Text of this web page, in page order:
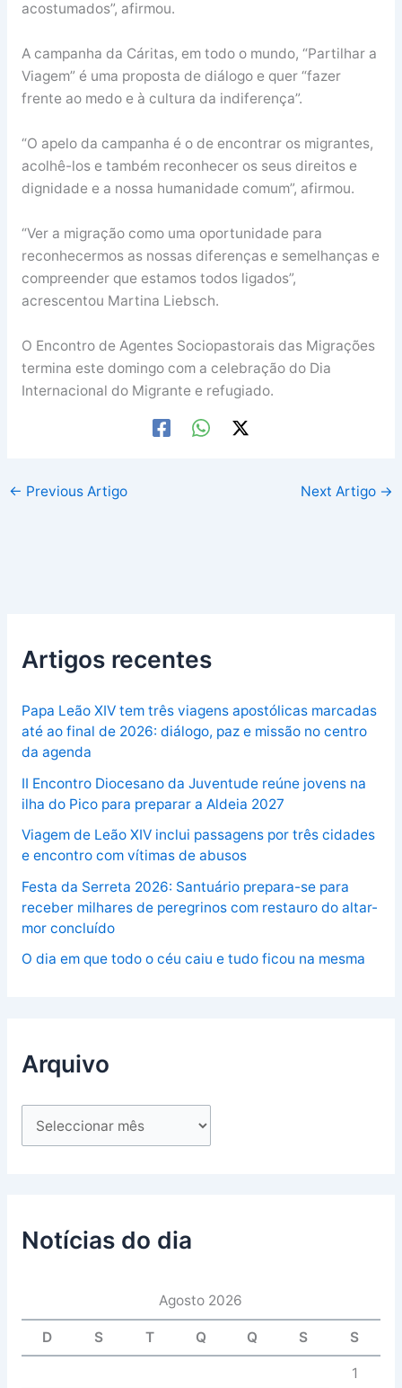
acostumados”, afirmou.
A campanha da Cáritas, em todo o mundo, “Partilhar a
Viagem” é uma proposta de diálogo e quer “fazer
frente ao medo e à cultura da indiferença”.
“O apelo da campanha é o de encontrar os migrantes,
acolhê-los e também reconhecer os seus direitos e
dignidade e a nossa humanidade comum”, afirmou.
“Ver a migração como uma oportunidade para
reconhecermos as nossas diferenças e semelhanças e
compreender que estamos todos ligados”,
acrescentou Martina Liebsch.
O Encontro de Agentes Sociopastorais das Migrações
termina este domingo com a celebração do Dia
Internacional do Migrante e refugiado.
← Previous Artigo Next Artigo →
Artigos recentes
Papa Leão XIV tem três viagens apostólicas marcadas
até ao final de 2026: diálogo, paz e missão no centro
da agenda
II Encontro Diocesano da Juventude reúne jovens na
ilha do Pico para preparar a Aldeia 2027
Viagem de Leão XIV inclui passagens por três cidades
e encontro com vítimas de abusos
Festa da Serreta 2026: Santuário prepara-se para
receber milhares de peregrinos com restauro do altar-
mor concluído
O dia em que todo o céu caiu e tudo ficou na mesma
Arquivo
Notícias do dia
Agosto 2026
D S T Q Q S S
1